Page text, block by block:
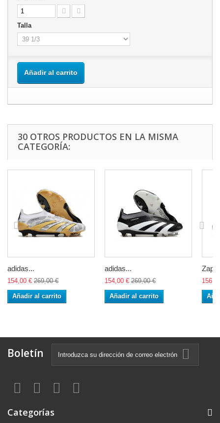
Talla
Añadir al carrito
30 OTROS PRODUCTOS EN LA MISMA
CATEGORÍA:
adidas...
154,00 € 269,00 €
Añadir al carrito
adidas...
154,00 € 269,00 €
Añadir al carrito
Boletín
Categorías